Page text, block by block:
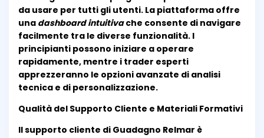
da usare per tutti gli utenti. La piattaforma offre
una dashboard intuitivache consente di navigare
facilmente tra le diverse funzionalità. I
principianti possono iniziare a operare
rapidamente, mentre i trader esperti
apprezzeranno le opzioni avanzate di analisi
tecnica e di personalizzazione.
Qualità del Supporto Cliente e Materiali Formativi
Il supporto cliente di Guadagno Relmar è